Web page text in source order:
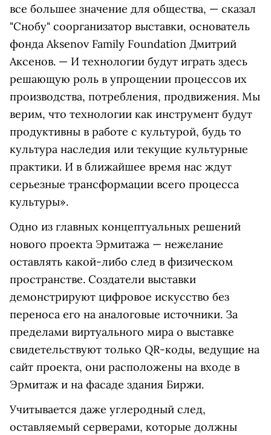
все большее значение для общества, — сказал
"Снобу" соорганизатор выставки, основатель
фонда Aksenov Family Foundation Дмитрий
Аксенов. — И технологии будут играть здесь
решающую роль в упрощении процессов их
производства, потребления, продвижения. Мы
верим, что технологии как инструмент будут
продуктивны в работе с культурой, будь то
культура наследия или текущие культурные
практики. И в ближайшее время нас ждут
серьезные трансформации всего процесса
культуры».
Одно из главных концептуальных решений
нового проекта Эрмитажа — нежелание
оставлять какой-либо след в физическом
пространстве. Создатели выставки
демонстрируют цифровое искусство без
переноса его на аналоговые источники. За
пределами виртуального мира о выставке
свидетельствуют только QR-коды, ведущие на
сайт проекта, они расположены на входе в
Эрмитаж и на фасаде здания Биржи.
Учитывается даже углеродный след,
оставляемый серверами, которые должны